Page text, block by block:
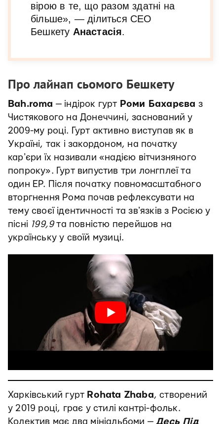
вірою в те, що разом здатні на
більше», — ділиться СЕО
Бешкету Анастасія.
Про лайнап сьомого Бешкету
Bah.roma — індірок гурт Роми Бахарєва з
Чистякового на Донеччині, заснований у
2009-му році. Гурт активно виступав як в
Україні, так і закордоном, на початку
карʼєри їх називали «надією вітчизняного
попроку». Гурт випустив три лонгплеї та
один ЕР. Після початку повномасштабного
вторгнення Рома почав рефлексувати на
тему своєї ідентичності та звʼязків з Росією у
пісні 199,9та повністю перейшов на
українську у своїй музиці.
Харківський гурт Rohata Zhaba, створений
у 2019 році, грає у стилі кантрі-фольк.
Колектив має два мініальбоми —Десь Під